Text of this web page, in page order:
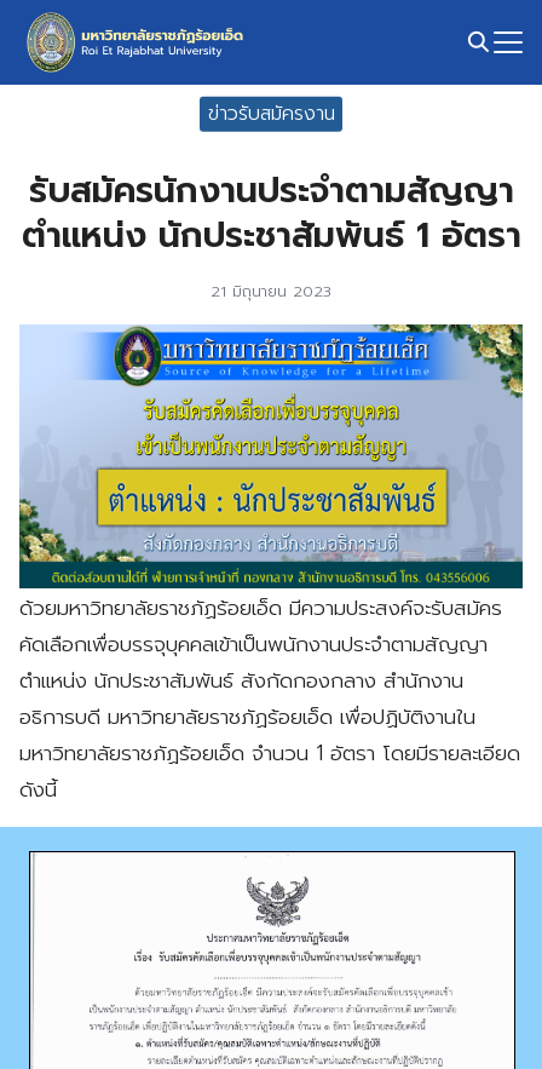
Skip
content
ข่าวรับสมัครงาน
รับสมัครนักงานประจำตามสัญญา
ตำแหน่ง นักประชาสัมพันธ์ 1 อัตรา
21 มิถุนายน 2023
ด้วยมหาวิทยาลัยราชภัฏร้อยเอ็ด มีความประสงค์จะรับสมัคร
คัดเลือกเพื่อบรรจุบุคคลเข้าเป็นพนักงานประจำตามสัญญา
ตำแหน่ง นักประชาสัมพันธ์ สังกัดกองกลาง สำนักงาน
อธิการบดี มหาวิทยาลัยราชภัฏร้อยเอ็ด เพื่อปฏิบัติงานใน
มหาวิทยาลัยราชภัฏร้อยเอ็ด จำนวน 1 อัตรา โดยมีรายละเอียด
ดังนี้